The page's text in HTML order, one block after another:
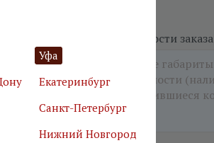
Подробности заказа
Уфа
Екатеринбург
Санкт-Петербург
Нижний Новгород